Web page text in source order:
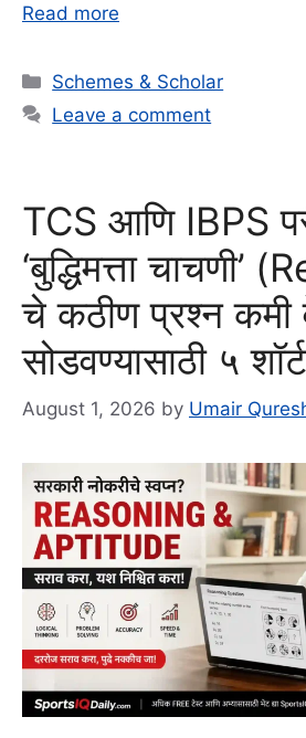
Read more
Categories
Schemes & Scholar
Leave a comment
TCS आणि IBPS
‘बुद्धिमत्ता चाचणी’
चे कठीण प्रश्न कमी
सोडवण्यासाठी ५
August 1, 2026 by Umair